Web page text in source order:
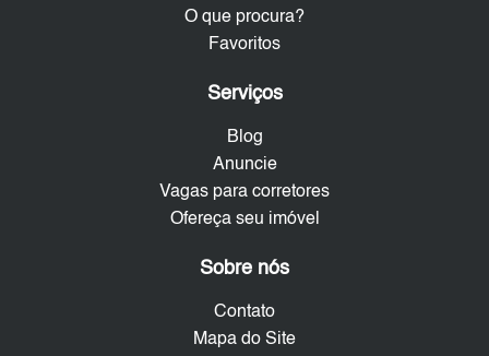
O que procura?
Favoritos
Serviços
Blog
Anuncie
Vagas para corretores
Ofereça seu imóvel
Sobre nós
Contato
Mapa do Site